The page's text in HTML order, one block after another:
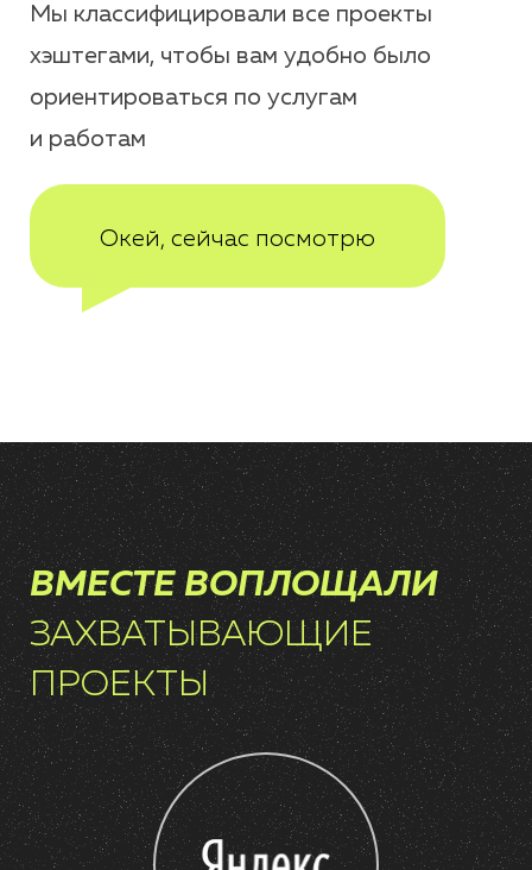
Мы классифицировали все проекты
хэштегами, чтобы вам удобно было
ориентироваться по услугам
и работам
Окей, сейчас посмотрю
ВМЕСТЕ ВОПЛОЩАЛИ
ЗАХВАТЫВАЮЩИЕ
ПРОЕКТЫ